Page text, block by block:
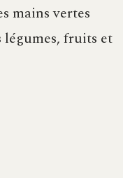
mains vertes
fruits et